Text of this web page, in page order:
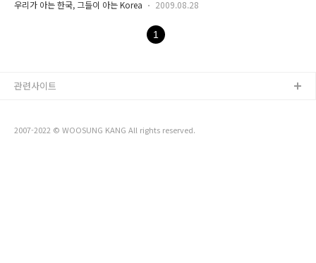
글의 “녹아 드는” 광고와 한국 문화 종합 선물세트 광고가 광고
든다고 합니다. 반대로, 간접적으로 스며드는 광고는 그것을 접
하는 사람이 눈치채지 못하는 상황에서 좀더 효과적으로 메시지
라는 회사를 아실 텐데요, 간단하고 직관적인 시스템으로 신속하
우리가 아는 한국, 그들이 아는 Korea 2009.08.28
1
2007-2022 © WOOSUNG KANG All rights reserved.
관련사이트